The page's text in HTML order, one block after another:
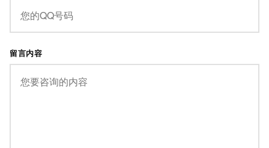
留言内容